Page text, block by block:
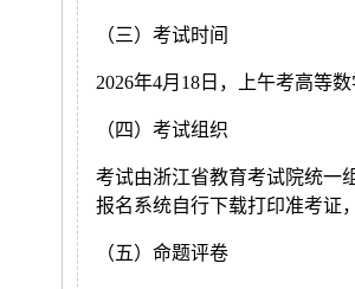
（三）考试时间
2026年4月18日，上午考高等
（四）考试组织
考试由浙江省教育考试院统一
报名系统自行下载打印准考证
（五）命题评卷